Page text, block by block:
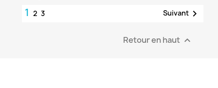
1 2 3 Suivant 
Retour en haut 